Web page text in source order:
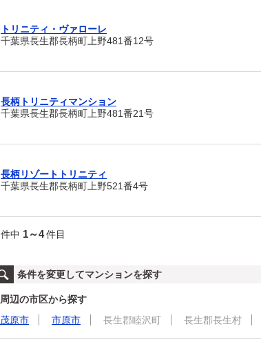
トリニティ・ヴァローレ
千葉県長生郡長柄町上野481番12号
長柄トリニティマンション
千葉県長生郡長柄町上野481番21号
長柄リゾートトリニティ
千葉県長生郡長柄町上野521番4号
件中 1～4件目
条件を変更してマンションを探す
周辺の市区から探す
茂原市
市原市 長生郡睦沢町 長生郡長生村